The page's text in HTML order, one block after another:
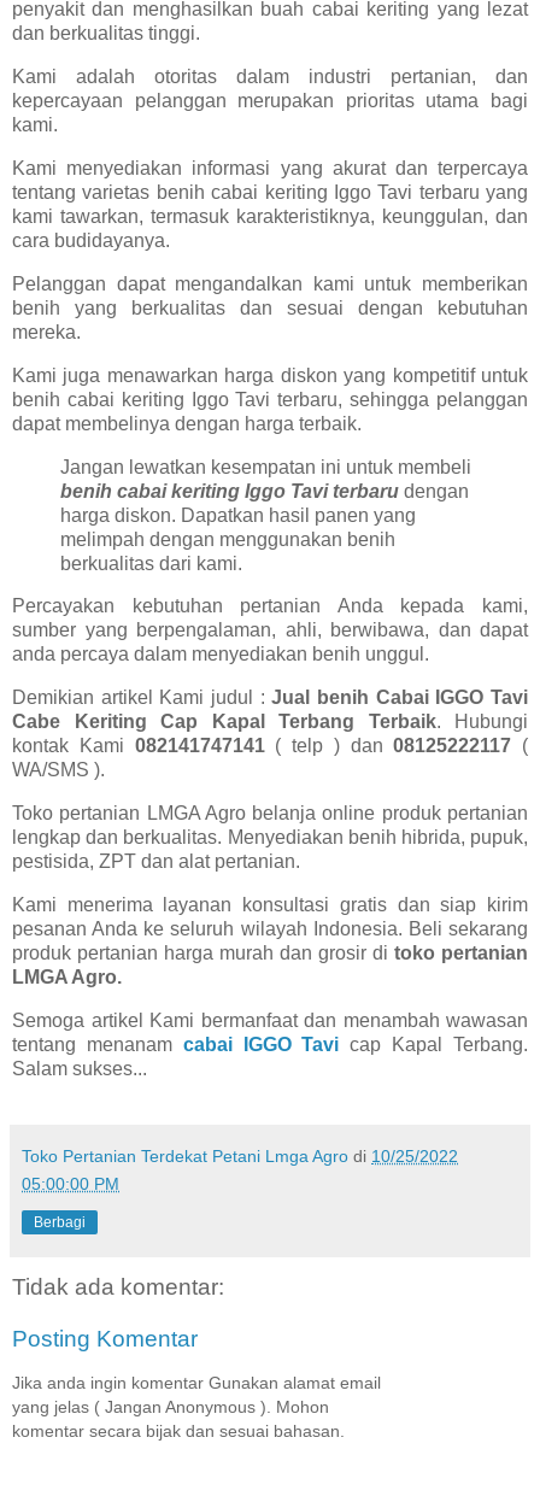
penyakit dan menghasilkan buah cabai keriting yang lezat
dan berkualitas tinggi.
Kami adalah otoritas dalam industri pertanian, dan
kepercayaan pelanggan merupakan prioritas utama bagi
kami.
Kami menyediakan informasi yang akurat dan terpercaya
tentang varietas benih cabai keriting Iggo Tavi terbaru yang
kami tawarkan, termasuk karakteristiknya, keunggulan, dan
cara budidayanya.
Pelanggan dapat mengandalkan kami untuk memberikan
benih yang berkualitas dan sesuai dengan kebutuhan
mereka.
Kami juga menawarkan harga diskon yang kompetitif untuk
benih cabai keriting Iggo Tavi terbaru, sehingga pelanggan
dapat membelinya dengan harga terbaik.
Jangan lewatkan kesempatan ini untuk membeli
benih cabai keriting Iggo Tavi terbaru dengan
harga diskon. Dapatkan hasil panen yang
melimpah dengan menggunakan benih
berkualitas dari kami.
Percayakan kebutuhan pertanian Anda kepada kami,
sumber yang berpengalaman, ahli, berwibawa, dan dapat
anda percaya dalam menyediakan benih unggul.
Demikian artikel Kami judul :Jual benih Cabai IGGO Tavi
Cabe Keriting Cap Kapal Terbang Terbaik. Hubungi
kontak Kami 082141747141 ( telp ) dan08125222117 (
WA/SMS ).
Toko pertanian LMGA Agro belanja online produk pertanian
lengkap dan berkualitas. Menyediakan benih hibrida, pupuk,
pestisida, ZPT dan alat pertanian.
Kami menerima layanan konsultasi gratis dan siap kirim
pesanan Anda ke seluruh wilayah Indonesia. Beli sekarang
produk pertanian harga murah dan grosir di toko pertanian
LMGA Agro.
Semoga artikel Kami bermanfaat dan menambah wawasan
tentang menanam cabai IGGO Tavi cap Kapal Terbang.
Salam sukses...
Toko Pertanian Terdekat Petani Lmga Agro di 10/25/2022
05:00:00 PM
Berbagi
Tidak ada komentar:
Posting Komentar
Jika anda ingin komentar Gunakan alamat email
yang jelas ( Jangan Anonymous ). Mohon
komentar secara bijak dan sesuai bahasan.